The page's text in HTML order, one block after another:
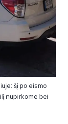
šį po eismo
nupirkome bei